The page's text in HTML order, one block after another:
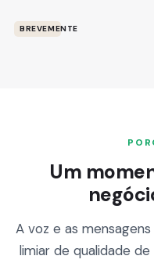
BREVEMENTE
Um
A voz e as
limiar de qualidade